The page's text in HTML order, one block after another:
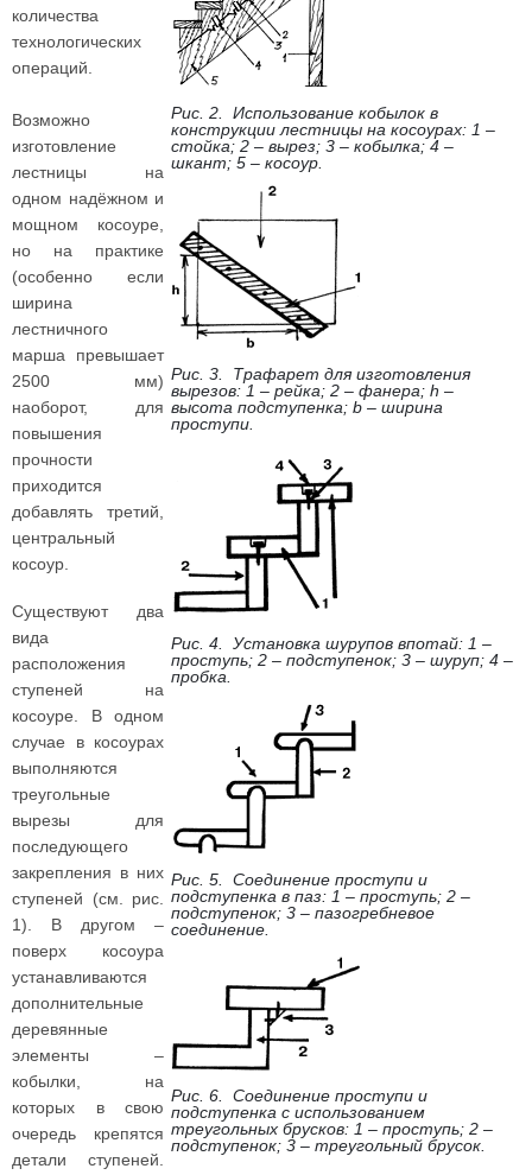
Рис. 2. Использование кобылок в
конструкции лестницы на косоурах: 1 –
стойка; 2 – вырез; 3 – кобылка; 4 –
шкант; 5 – косоур.
Рис. 3. Трафарет для изготовления
вырезов: 1 – рейка; 2 – фанера; h –
высота подступенка; b – ширина
проступи.
Рис. 4. Установка шурупов впотай: 1 –
проступь; 2 – подступенок; 3 – шуруп; 4 –
пробка.
Рис. 5. Соединение проступи и
подступенка в паз: 1 – проступь; 2 –
подступенок; 3 – пазогребневое
соединение.
Рис. 6. Соединение проступи и
подступенка с использованием
треугольных брусков: 1 – проступь; 2 –
подступенок; 3 – треугольный брусок.
количества
технологических
операций.
Возможно
изготовление
лестницы на
одном надёжном и
мощном косоуре,
но на практике
(особенно если
ширина
лестничного
марша превышает
2500 мм)
наоборот, для
повышения
прочности
приходится
добавлять третий,
центральный
косоур.
Существуют два
вида
расположения
ступеней на
косоуре. В одном
случае в косоурах
выполняются
треугольные
вырезы для
последующего
закрепления в них
ступеней (см. рис.
1). В другом –
поверх косоура
устанавливаются
дополнительные
деревянные
элементы –
кобылки, на
которых в свою
очередь крепятся
детали ступеней.